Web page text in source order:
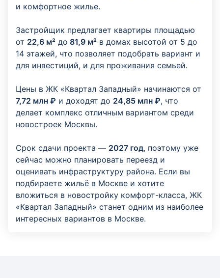
и комфортное жилье.
Застройщик предлагает квартиры площадью
от 22,6 м² до 81,9 м² в домах высотой от 5 до
14 этажей, что позволяет подобрать вариант и
для инвестиций, и для проживания семьей.
Цены в ЖК «Квартал Западный» начинаются от
7,72 млн ₽ и доходят до 24,85 млн ₽, что
делает комплекс отличным вариантом среди
новостроек Москвы.
Срок сдачи проекта — 2027 год, поэтому уже
сейчас можно планировать переезд и
оценивать инфраструктуру района. Если вы
подбираете жильё в Москве и хотите
вложиться в новостройку комфорт-класса, ЖК
«Квартал Западный» станет одним из наиболее
интересных вариантов в Москве.